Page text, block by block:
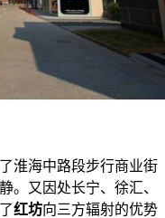
淮海中路段步行商业街
。又因处长宁、徐汇、
红坊向三方辐射的优势